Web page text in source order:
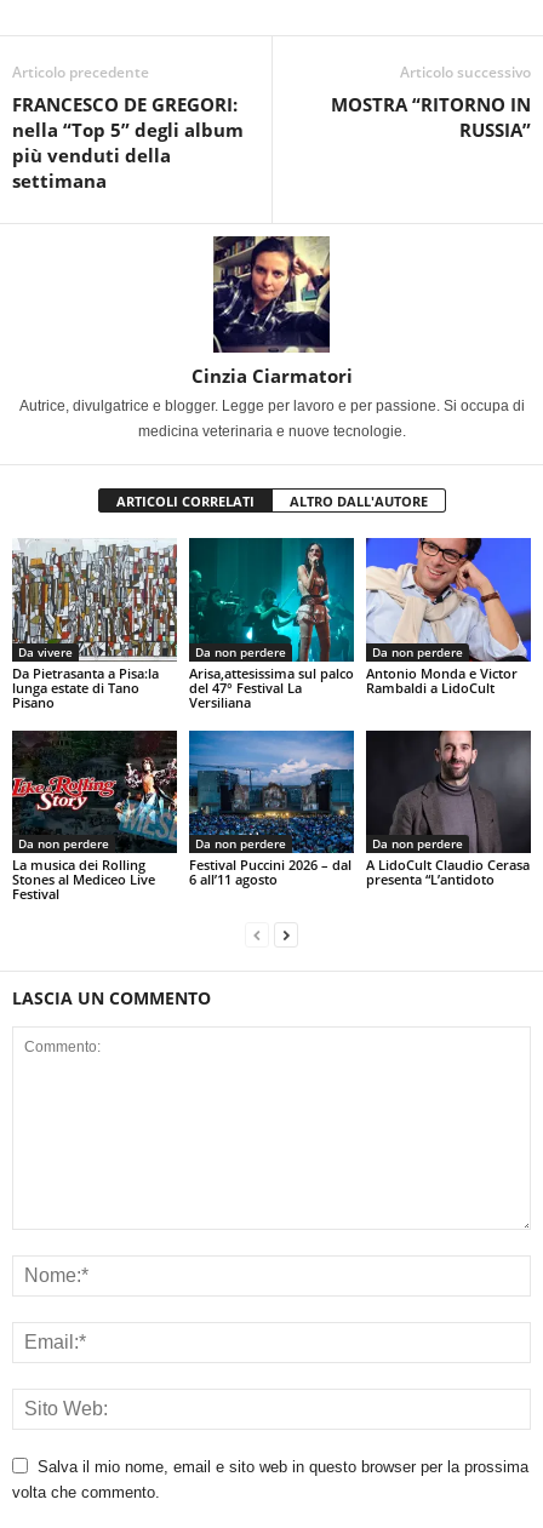
Articolo precedente
FRANCESCO DE GREGORI:
nella “Top 5” degli album
più venduti della
settimana
Articolo successivo
MOSTRA “RITORNO IN
RUSSIA”
Cinzia Ciarmatori
Autrice, divulgatrice e blogger. Legge per lavoro e per passione. Si occupa di
medicina veterinaria e nuove tecnologie.
ARTICOLI CORRELATI ALTRO DALL'AUTORE
Da vivere
Da Pietrasanta a Pisa:la
lunga estate di Tano
Pisano
Da non perdere
Arisa,attesissima sul palco
del 47° Festival La
Versiliana
Da non perdere
Antonio Monda e Victor
Rambaldi a LidoCult
Da non perdere
La musica dei Rolling
Stones al Mediceo Live
Festival
Da non perdere
Festival Puccini 2026 – dal
6 all’11 agosto
Da non perdere
A LidoCult Claudio Cerasa
presenta “L’antidoto
LASCIA UN COMMENTO
Salva il mio nome, email e sito web in questo browser per la prossima
volta che commento.